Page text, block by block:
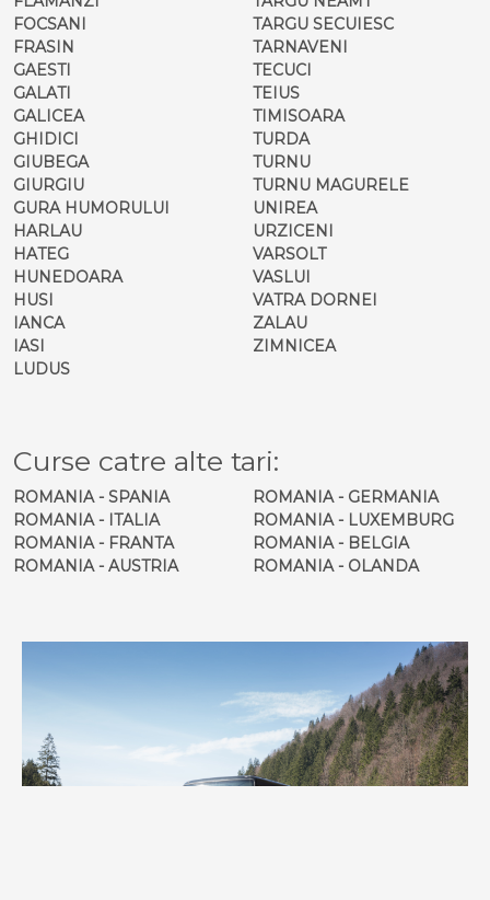
FOCSANI
FRASIN
GAESTI
GALATI
GALICEA
GHIDICI
GIUBEGA
GIURGIU
GURA HUMORULUI
HARLAU
HATEG
HUNEDOARA
HUSI
IANCA
IASI
LUDUS
TARGU SECUIESC
TARNAVENI
TECUCI
TEIUS
TIMISOARA
TURDA
TURNU
TURNU MAGURELE
UNIREA
URZICENI
VARSOLT
VASLUI
VATRA DORNEI
ZALAU
ZIMNICEA
Curse catre alte tari:
ROMANIA - SPANIA
ROMANIA - ITALIA
ROMANIA - FRANTA
ROMANIA - AUSTRIA
ROMANIA - GERMANIA
ROMANIA - LUXEMBURG
ROMANIA - BELGIA
ROMANIA - OLANDA